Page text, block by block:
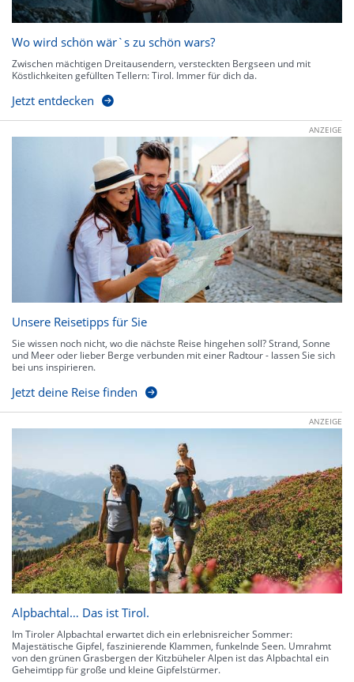
Wo wird schön wär`s zu schön wars?
Zwischen mächtigen Dreitausendern, versteckten Bergseen und mit
Köstlichkeiten gefüllten Tellern: Tirol. Immer für dich da.
Jetzt entdecken
ANZEIGE
Unsere Reisetipps für Sie
Sie wissen noch nicht, wo die nächste Reise hingehen soll? Strand, Sonne
und Meer oder lieber Berge verbunden mit einer Radtour - lassen Sie sich
bei uns inspirieren.
Jetzt deine Reise finden
ANZEIGE
Alpbachtal… Das ist Tirol.
Im Tiroler Alpbachtal erwartet dich ein erlebnisreicher Sommer:
Majestätische Gipfel, faszinierende Klammen, funkelnde Seen. Umrahmt
von den grünen Grasbergen der Kitzbüheler Alpen ist das Alpbachtal ein
Geheimtipp für große und kleine Gipfelstürmer.